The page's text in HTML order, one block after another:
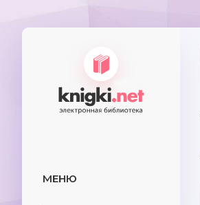
МЕНЮ